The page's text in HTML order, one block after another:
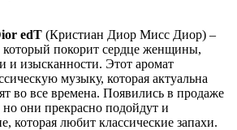
edT (Кристиан Диор Мисс Диор) –
который покорит сердце женщины,
изысканности. Этот аромат
музыку, которая актуальна
во все времена. Появились в продаже
они прекрасно подойдут и
которая любит классические запахи.